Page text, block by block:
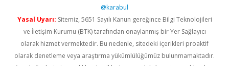
@karabul
Yasal Uyarı: Sitemiz, 5651 Sayılı Kanun gereğince Bilgi Teknolojileri
ve İletişim Kurumu (BTK) tarafından onaylanmış bir Yer Sağlayıcı
olarak hizmet vermektedir. Bu nedenle, sitedeki içerikleri proaktif
olarak denetleme veya araştırma yükümlülüğümüz bulunmamaktadır.